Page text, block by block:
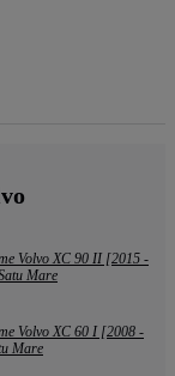
Volvo XC 90 II [2015 -
Mare
Volvo XC 60 I [2008 -
Mare